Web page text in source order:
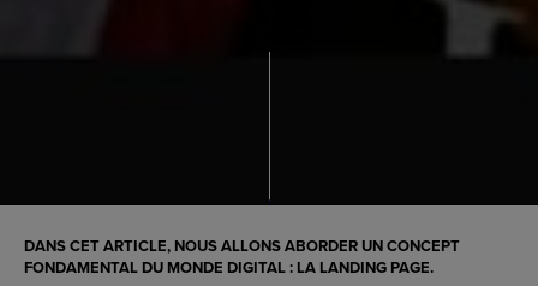
DANS CET ARTICLE, NOUS ALLONS ABORDER UN CONCEPT
FONDAMENTAL DU MONDE DIGITAL : LA LANDING PAGE.